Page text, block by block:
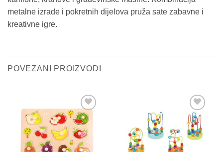
metalne izrade i pokretnih dijelova pruža sate zabavne i
kreativne igre.
POVEZANI PROIZVODI
Sačuvaj
proizvod
Sačuvaj
proizvod